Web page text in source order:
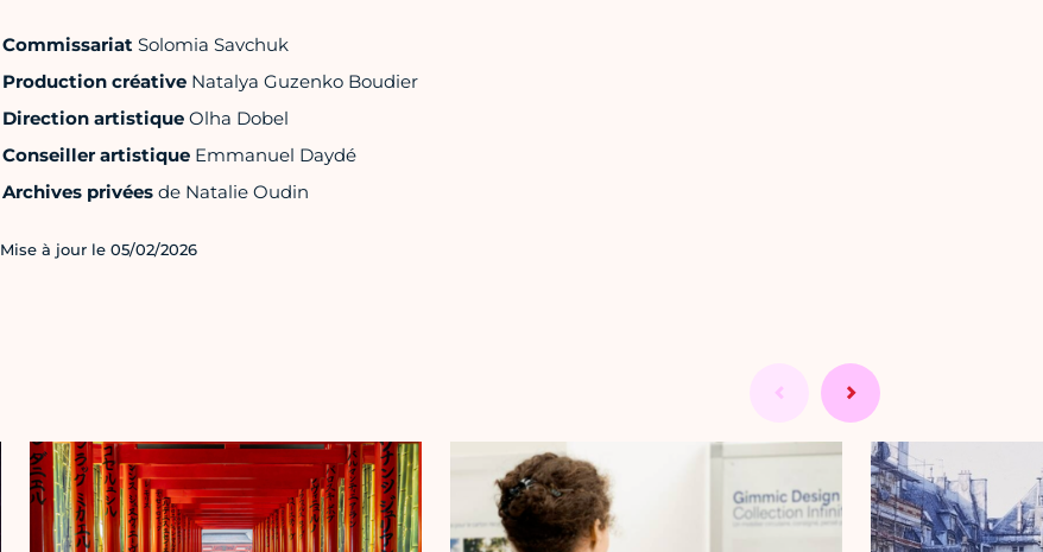
Commissariat Solomia Savchuk
Production créative Natalya Guzenko Boudier
Direction artistique Olha Dobel
Conseiller artistique Emmanuel Daydé
Archives privéesde Natalie Oudin
Mise à jour le 05/02/2026